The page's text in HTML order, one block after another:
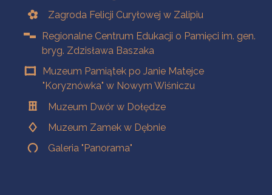
Zagroda Felicji Curyłowej w Zalipiu
Regionalne Centrum Edukacji o Pamięci im. gen.
bryg. Zdzisława Baszaka
Muzeum Pamiątek po Janie Matejce
"Koryznówka" w Nowym Wiśniczu
Muzeum Dwór w Dołędze
Muzeum Zamek w Dębnie
Galeria "Panorama"